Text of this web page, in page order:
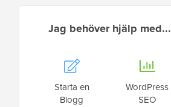
Jag behöver hjälp med...
Starta en
Blogg
WordPress
SEO